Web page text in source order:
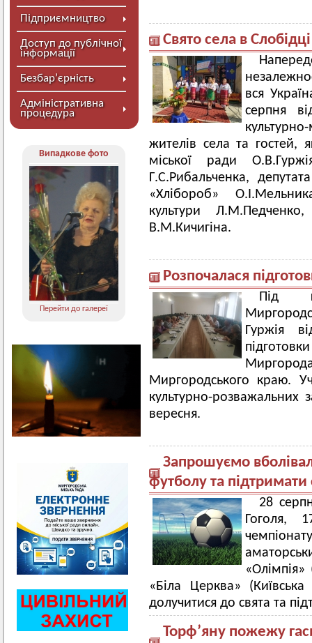
Підприємництво
Доступ до публічної
інформації
Безбар’єрність
Адміністративна
процедура
Випадкове фото
Перейти до галереї
Свято села в Слобідці
вся
серпня
жителів села та гостей,
міської ради
Г.С.Рибальченка,
«Хлібороб»
культури Л.М.Педченко,
В.М.Кичигіна.
Розпочалася
Під
Гуржія
Миргородського краю.
культурно-розважальних
вересня.
Запрошуємо
футболу та підтримати
28
Гоголя,
«Біла Церква»
долучитися до свята та
Торф’яну пожежу